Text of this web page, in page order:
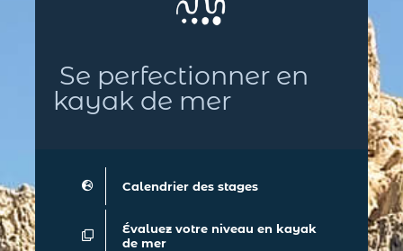
Se perfectionner en
kayak de mer
Calendrier des stages
Évaluez votre niveau en kayak
de mer